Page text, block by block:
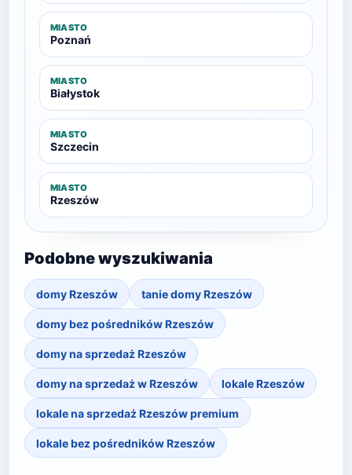
MIASTO
Poznań
MIASTO
Białystok
MIASTO
Szczecin
MIASTO
Rzeszów
Podobne wyszukiwania
domy Rzeszów tanie domy Rzeszów
domy bez pośredników Rzeszów
domy na sprzedaż Rzeszów
domy na sprzedaż w Rzeszów lokale Rzeszów
lokale na sprzedaż Rzeszów premium
lokale bez pośredników Rzeszów